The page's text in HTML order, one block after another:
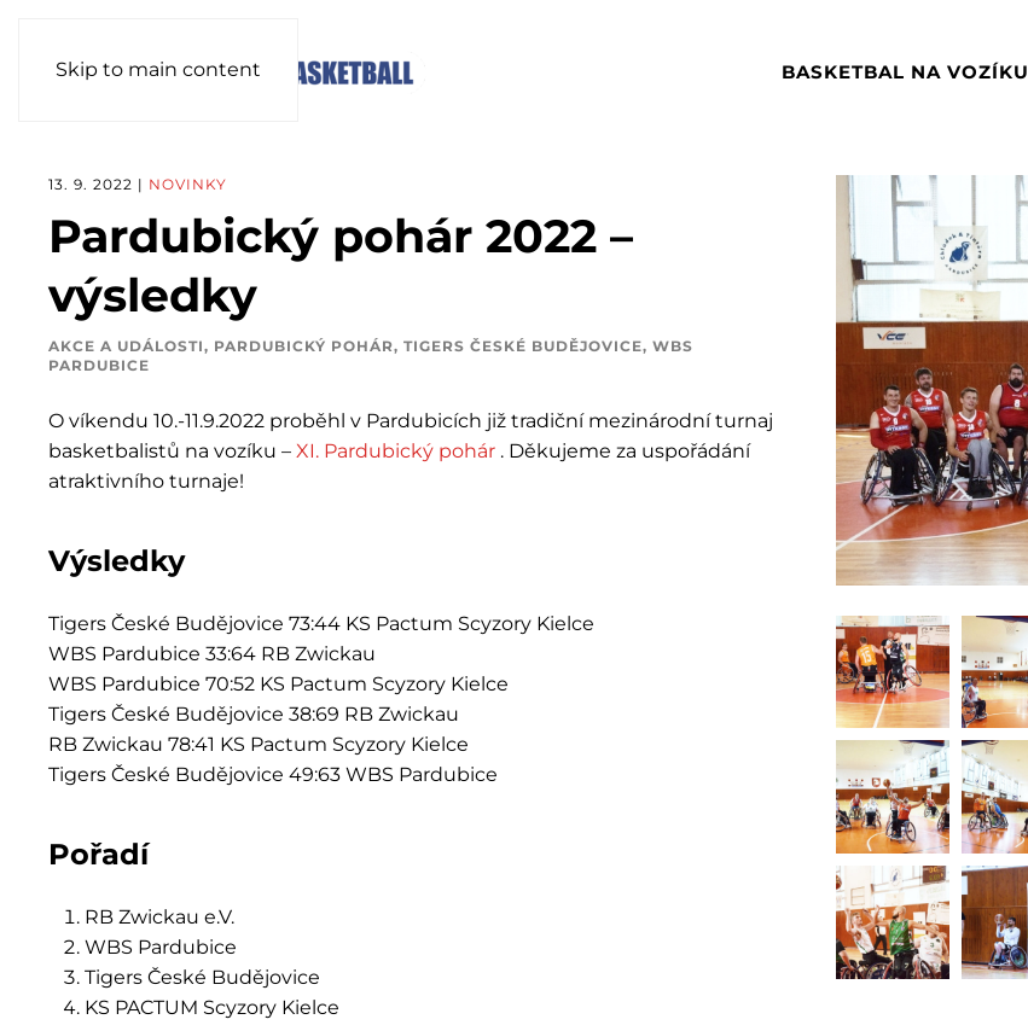
Skip to main content BASKETBAL NA VOZÍKU
13. 9. 2022 | NOVINKY
Pardubický pohár 2022 –
výsledky
AKCE A UDÁLOSTI, PARDUBICKÝ POHÁR, TIGERS ČESKÉ BUDĚJOVICE, WBS
PARDUBICE
O víkendu 10.-11.9.2022 proběhl v Pardubicích již tradiční mezinárodní turnaj
basketbalistů na vozíku – XI. Pardubický pohár . Děkujeme za uspořádání
atraktivního turnaje!
Výsledky
Tigers České Budějovice 73:44 KS Pactum Scyzory Kielce
WBS Pardubice 33:64 RB Zwickau
WBS Pardubice 70:52 KS Pactum Scyzory Kielce
Tigers České Budějovice 38:69 RB Zwickau
RB Zwickau 78:41 KS Pactum Scyzory Kielce
Tigers České Budějovice 49:63 WBS Pardubice
Pořadí
RB Zwickau e.V.
WBS Pardubice
Tigers České Budějovice
KS PACTUM Scyzory Kielce